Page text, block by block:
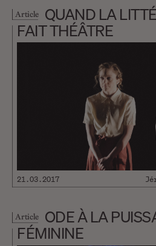
une size queen
une queen pour
you wish je suis
rétroactif un
étranger un
philandrique je
confrérie de la
mauvaises mœurs
spéciales je suis
Article
QUAND LA
FAIT THÉÂTRE
21.03.2017
Article
ODE À LA
FÉMININE